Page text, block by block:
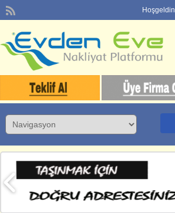
Hoşgeldin